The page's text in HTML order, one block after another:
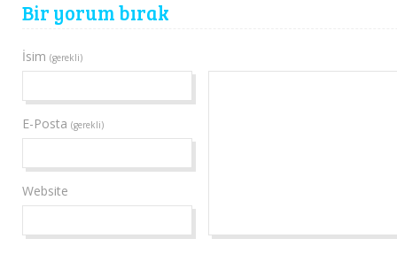
Bir yorum bırak
İsim (gerekli)
E-Posta (gerekli)
Website